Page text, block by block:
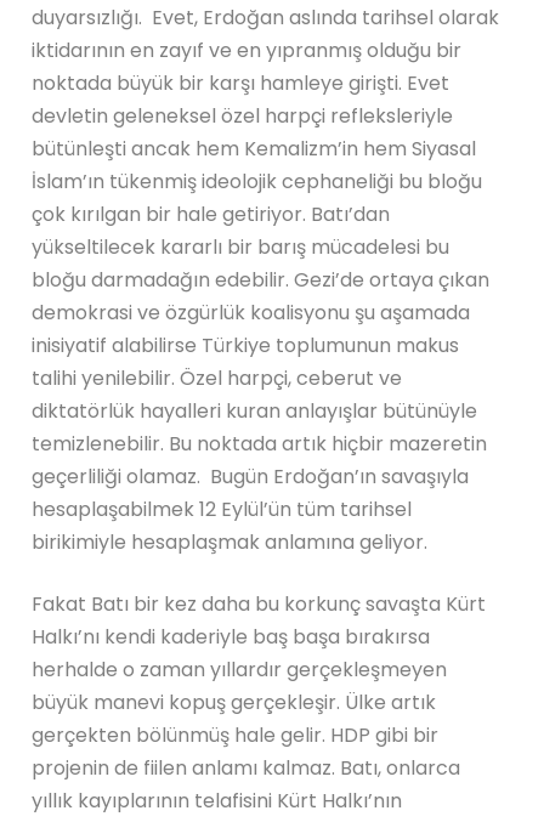
duyarsızlığı. Evet, Erdoğan aslında tarihsel olarak
iktidarının en zayıf ve en yıpranmış olduğu bir
noktada büyük bir karşı hamleye girişti. Evet
devletin geleneksel özel harpçi refleksleriyle
bütünleşti ancak hem Kemalizm’in hem Siyasal
İslam’ın tükenmiş ideolojik cephaneliği bu bloğu
çok kırılgan bir hale getiriyor. Batı’dan
yükseltilecek kararlı bir barış mücadelesi bu
bloğu darmadağın edebilir. Gezi’de ortaya çıkan
demokrasi ve özgürlük koalisyonu şu aşamada
inisiyatif alabilirse Türkiye toplumunun makus
talihi yenilebilir. Özel harpçi, ceberut ve
diktatörlük hayalleri kuran anlayışlar bütünüyle
temizlenebilir. Bu noktada artık hiçbir mazeretin
geçerliliği olamaz. Bugün Erdoğan’ın savaşıyla
hesaplaşabilmek 12 Eylül’ün tüm tarihsel
birikimiyle hesaplaşmak anlamına geliyor.
Fakat Batı bir kez daha bu korkunç savaşta Kürt
Halkı’nı kendi kaderiyle baş başa bırakırsa
herhalde o zaman yıllardır gerçekleşmeyen
büyük manevi kopuş gerçekleşir. Ülke artık
gerçekten bölünmüş hale gelir. HDP gibi bir
projenin de fiilen anlamı kalmaz. Batı, onlarca
yıllık kayıplarının telafisini Kürt Halkı’nın